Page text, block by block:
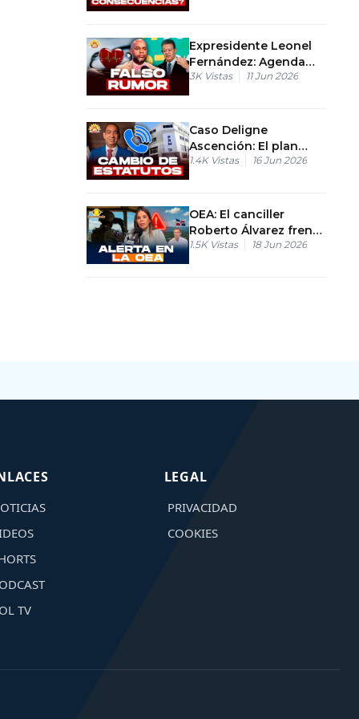
Expresidente Leonel
Fernández: Agenda
internacional y
3K Vistas 11 Jun 2026
Caso Deligne
Ascención: El plan
para asumir la
1.4K Vistas 16 Jun 2026
OEA: El canciller
Roberto Álvarez frena
los intentos de
1.5K Vistas 18 Jun 2026
TV
LEGAL
PRIVACIDAD
COOKIES